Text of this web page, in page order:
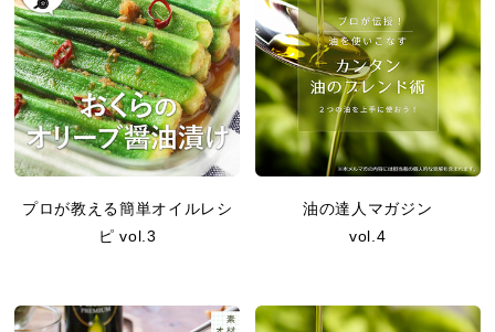
プロが教える簡単オイルレシ
ピ vol.3
油の達人マガジン
vol.4